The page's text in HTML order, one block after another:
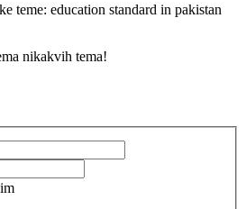
teme: education standard in pakistan
nikakvih tema!